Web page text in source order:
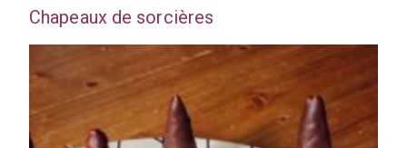
Chapeaux de sorcières